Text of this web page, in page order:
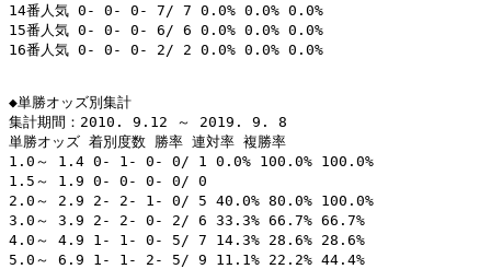
14番人気 0- 0- 0- 7/ 7 0.0% 0.0% 0.0%
15番人気 0- 0- 0- 6/ 6 0.0% 0.0% 0.0%
16番人気 0- 0- 0- 2/ 2 0.0% 0.0% 0.0%
◆単勝オッズ別集計
集計期間：2010. 9.12 ～ 2019. 9. 8
単勝オッズ 着別度数 勝率 連対率 複勝率
1.0～ 1.4 0- 1- 0- 0/ 1 0.0% 100.0% 100.0%
1.5～ 1.9 0- 0- 0- 0/ 0
2.0～ 2.9 2- 2- 1- 0/ 5 40.0% 80.0% 100.0%
3.0～ 3.9 2- 2- 0- 2/ 6 33.3% 66.7% 66.7%
4.0～ 4.9 1- 1- 0- 5/ 7 14.3% 28.6% 28.6%
5.0～ 6.9 1- 1- 2- 5/ 9 11.1% 22.2% 44.4%